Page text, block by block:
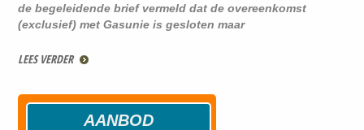
de begeleidende brief vermeld dat de overeenkomst
(exclusief) met Gasunie is gesloten maar
LEES VERDER
AANBOD